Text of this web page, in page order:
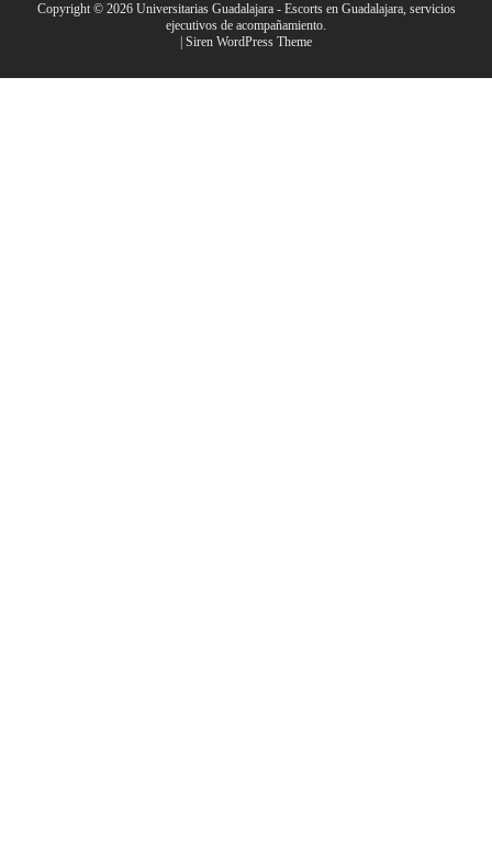
Copyright © 2026 Universitarias Guadalajara- Escorts en Guadalajara, servicios
ejecutivos de acompañamiento.
Siren WordPress Theme